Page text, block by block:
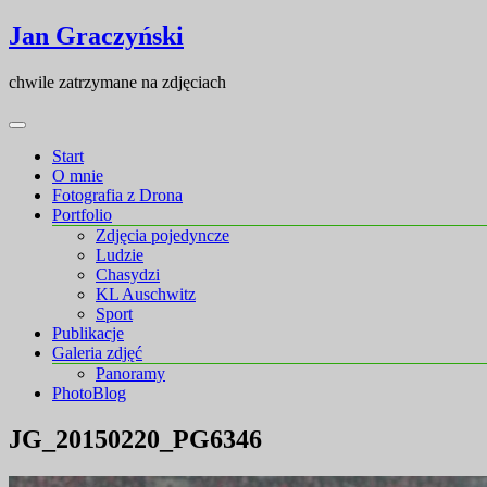
Skip
to
Skip
to
Jan Graczyński
chwile zatrzymane na zdjęciach
Start
O mnie
Fotografia z Drona
Portfolio
Zdjęcia pojedyncze
Ludzie
Chasydzi
KL Auschwitz
Sport
Publikacje
Galeria zdjęć
Panoramy
PhotoBlog
JG_20150220_PG6346